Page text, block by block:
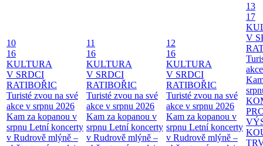
10
16
KULTURA
V SRDCI
RATIBOŘIC
Turisté zvou na své
akce v srpnu 2026
Kam za kopanou v
srpnu Letní koncerty
v Rudrově mlýně –
11
16
KULTURA
V SRDCI
RATIBOŘIC
Turisté zvou na své
akce v srpnu 2026
Kam za kopanou v
srpnu Letní koncerty
v Rudrově mlýně –
12
16
KULTURA
V SRDCI
RATIBOŘIC
Turisté zvou na své
akce v srpnu 2026
Kam za kopanou v
srpnu Letní koncerty
v Rudrově mlýně –
13
17
V